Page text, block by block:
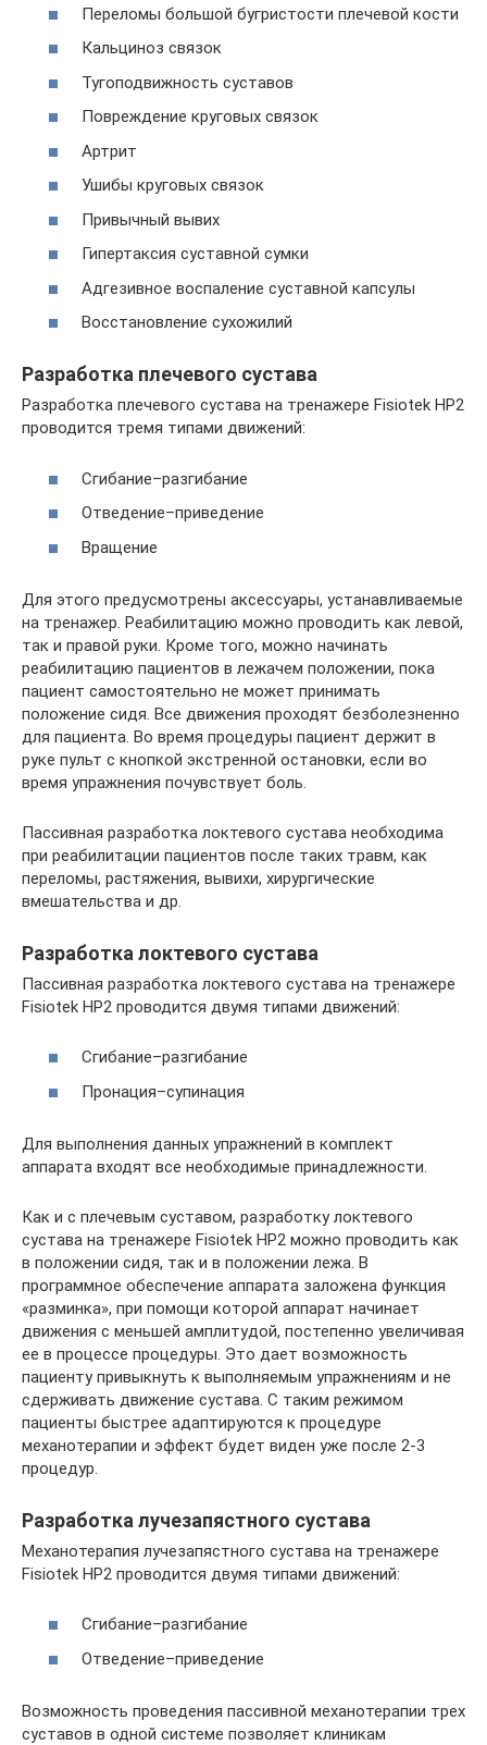
Переломы большой бугристости плечевой кости
Кальциноз связок
Тугоподвижность суставов
Повреждение круговых связок
Артрит
Ушибы круговых связок
Привычный вывих
Гипертаксия суставной сумки
Адгезивное воспаление суставной капсулы
Восстановление сухожилий
Разработка плечевого сустава
Разработка плечевого сустава на тренажере Fisiotek HP2
проводится тремя типами движений:
Сгибание–разгибание
Отведение–приведение
Вращение
Для этого предусмотрены аксессуары, устанавливаемые
на тренажер. Реабилитацию можно проводить как левой,
так и правой руки. Кроме того, можно начинать
реабилитацию пациентов в лежачем положении, пока
пациент самостоятельно не может принимать
положение сидя. Все движения проходят безболезненно
для пациента. Во время процедуры пациент держит в
руке пульт с кнопкой экстренной остановки, если во
время упражнения почувствует боль.
Пассивная разработка локтевого сустава необходима
при реабилитации пациентов после таких травм, как
переломы, растяжения, вывихи, хирургические
вмешательства и др.
Разработка локтевого сустава
Пассивная разработка локтевого сустава на тренажере
Fisiotek HP2 проводится двумя типами движений:
Cгибание–разгибание
Пронация–супинация
Для выполнения данных упражнений в комплект
аппарата входят все необходимые принадлежности.
Как и с плечевым суставом, разработку локтевого
сустава на тренажере Fisiotek HP2 можно проводить как
в положении сидя, так и в положении лежа. В
программное обеспечение аппарата заложена функция
«разминка», при помощи которой аппарат начинает
движения с меньшей амплитудой, постепенно увеличивая
ее в процессе процедуры. Это дает возможность
пациенту привыкнуть к выполняемым упражнениям и не
сдерживать движение сустава. С таким режимом
пациенты быстрее адаптируются к процедуре
механотерапии и эффект будет виден уже после 2-3
процедур.
Разработка лучезапястного сустава
Механотерапия лучезапястного сустава на тренажере
Fisiotek HP2 проводится двумя типами движений:
Сгибание–разгибание
Отведение–приведение
Возможность проведения пассивной механотерапии трех
суставов в одной системе позволяет клиникам